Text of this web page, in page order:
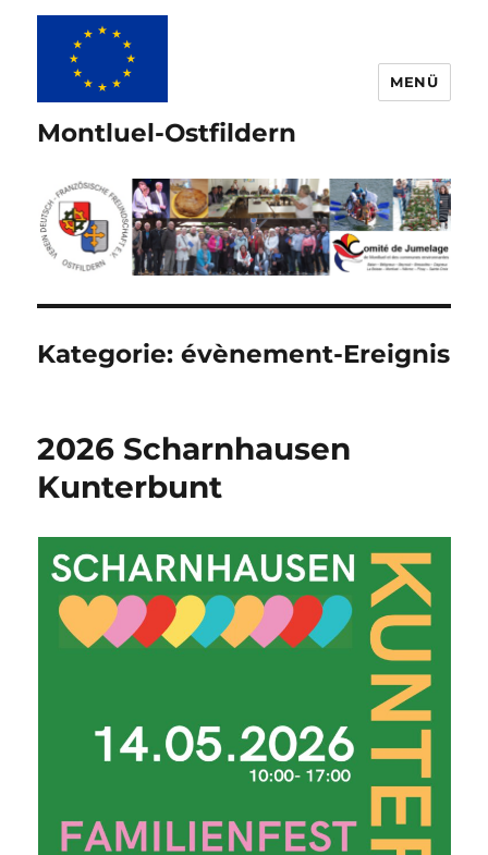
Montluel-Ostfildern
MENÜ
Kategorie:évènement-Ereignis
2026 Scharnhausen
Kunterbunt